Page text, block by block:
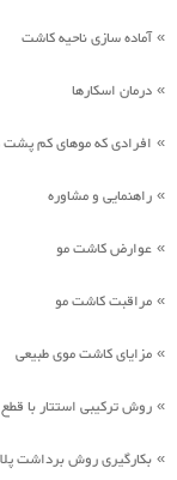
»آماده سازی ناحیه کاشت
» درمان اسکارها
» افرادی که موهای کم پشت
» راهنمایی و مشاوره
» عوارض کاشت مو
» مراقبت کاشت مو
» مزایای کاشت موی طبیعی
» روش ترکیبی استتار با
» بکارگیری روش برداشت